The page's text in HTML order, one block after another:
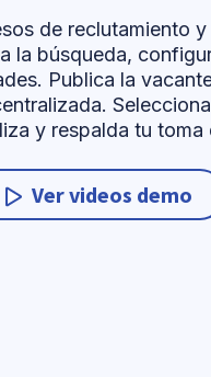
de reclutamiento
la búsqueda,
Publica la
y respalda tu toma
Ver videos demo